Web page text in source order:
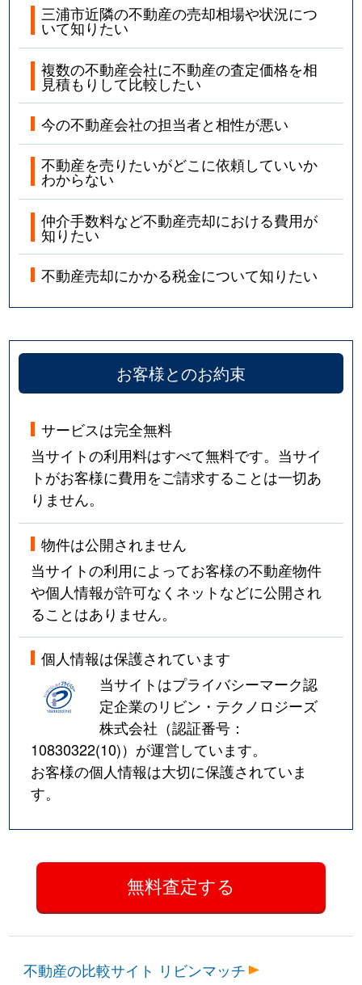
三浦市近隣の不動産の売却相場や状況につ
いて知りたい
複数の不動産会社に不動産の査定価格を相
見積もりして比較したい
今の不動産会社の担当者と相性が悪い
不動産を売りたいがどこに依頼していいか
わからない
仲介手数料など不動産売却における費用が
知りたい
不動産売却にかかる税金について知りたい
お客様とのお約束
サービスは完全無料
当サイトの利用料はすべて無料です。当サイ
トがお客様に費用をご請求することは一切あ
りません。
物件は公開されません
当サイトの利用によってお客様の不動産物件
や個人情報が許可なくネットなどに公開され
ることはありません。
個人情報は保護されています
当サイトはプライバシーマーク認
定企業のリビン・テクノロジーズ
株式会社（認証番号：
10830322(10)）が運営しています。
お客様の個人情報は大切に保護されていま
す。
不動産の比較サイト リビンマッチ